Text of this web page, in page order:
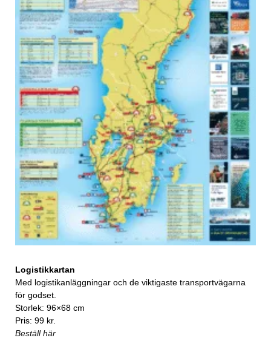
Logistikkartan
Med logistikanläggningar och de viktigaste transportvägarna
för godset.
Storlek: 96×68 cm
Pris: 99 kr.
Beställ här